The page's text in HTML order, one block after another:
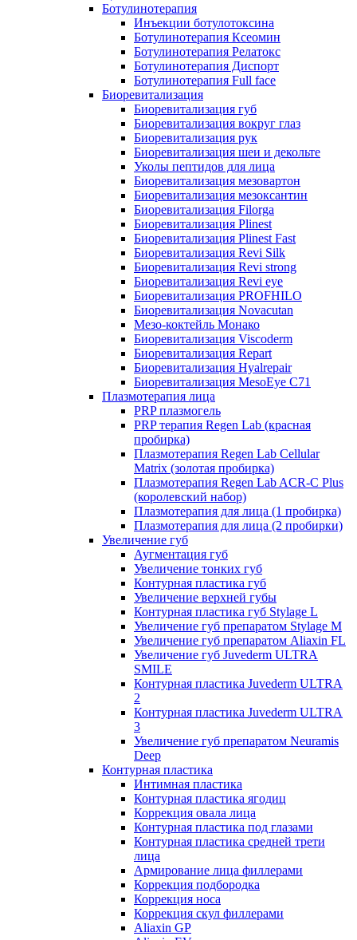
Ботулинотерапия
Инъекции ботулотоксина
Ботулинотерапия Ксеомин
Ботулинотерапия Релатокс
Ботулинотерапия Диспорт
Ботулинотерапия Full face
Биоревитализация
Биоревитализация губ
Биоревитализация вокруг глаз
Биоревитализация рук
Биоревитализация шеи и декольте
Уколы пептидов для лица
Биоревитализация мезовартон
Биоревитализация мезоксантин
Биоревитализация Filorga
Биоревитализация Plinest
Биоревитализация Plinest Fast
Биоревитализация Revi Silk
Биоревитализация Revi strong
Биоревитализация Revi eye
Биоревитализация PROFHILO
Биоревитализация Novacutan
Мезо-коктейль Монако
Биоревитализация Viscoderm
Биоревитализация Repart
Биоревитализация Hyalrepair
Биоревитализация MesoEye C71
Плазмотерапия лица
PRP плазмогель
PRP терапия Regen Lab (красная
пробирка)
Плазмотерапия Regen Lab Cellular
Matrix (золотая пробирка)
Плазмотерапия Regen Lab ACR-C Plus
(королевский набор)
Плазмотерапия для лица (1 пробирка)
Плазмотерапия для лица (2 пробирки)
Увеличение губ
Аугментация губ
Увеличение тонких губ
Контурная пластика губ
Увеличение верхней губы
Контурная пластика губ Stylage L
Увеличение губ препаратом Stylage M
Увеличение губ препаратом Aliaxin FL
Увеличение губ Juvederm ULTRA
SMILE
Контурная пластика Juvederm ULTRA
2
Контурная пластика Juvederm ULTRA
3
Увеличение губ препаратом Neuramis
Deep
Контурная пластика
Интимная пластика
Контурная пластика ягодиц
Коррекция овала лица
Контурная пластика под глазами
Контурная пластика средней трети
лица
Армирование лица филлерами
Коррекция подбородка
Коррекция носа
Коррекция скул филлерами
Aliaxin GP